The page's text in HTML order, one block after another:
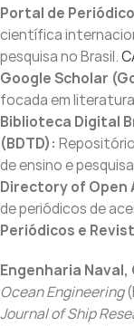
Portal de
científica
pesquisa no Brasil.
Google Scholar
focada em
Biblioteca Digital
(BDTD):
de ensino e
Directory of Open
de periódicos de
Periódicos e
Engenharia
Ocean Engineering
Journal of Ship